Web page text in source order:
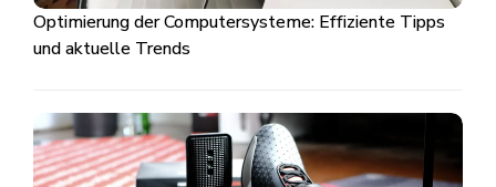
Optimierung der Computersysteme: Effiziente Tipps
und aktuelle Trends